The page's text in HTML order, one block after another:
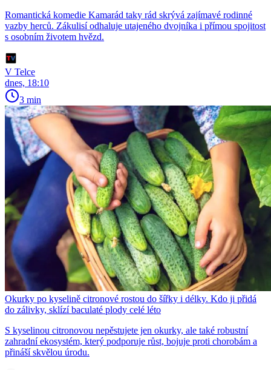
Romantická komedie Kamarád taky rád skrývá zajímavé rodinné
vazby herců. Zákulisí odhaluje utajeného dvojníka i přímou spojitost
s osobním životem hvězd.
V Telce
dnes, 18:10
3 min
Okurky po kyselině citronové rostou do šířky i délky. Kdo ji přidá
do zálivky, sklízí baculaté plody celé léto
S kyselinou citronovou nepěstujete jen okurky, ale také robustní
zahradní ekosystém, který podporuje růst, bojuje proti chorobám a
přináší skvělou úrodu.